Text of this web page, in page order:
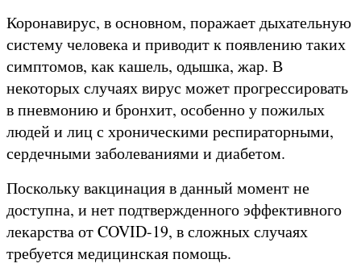
Коронавирус, в основном, поражает дыхательную
систему человека и приводит к появлению таких
симптомов, как кашель, одышка, жар. В
некоторых случаях вирус может прогрессировать
в пневмонию и бронхит, особенно у пожилых
людей и лиц с хроническими респираторными,
сердечными заболеваниями и диабетом.
Поскольку вакцинация в данный момент не
доступна, и нет подтвержденного эффективного
лекарства от COVID-19, в сложных случаях
требуется медицинская помощь.